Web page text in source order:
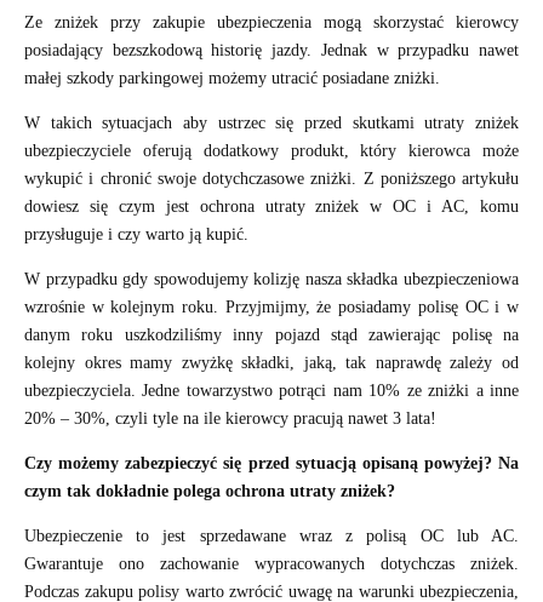
Ze zniżek przy zakupie ubezpieczenia mogą skorzystać kierowcy
posiadający bezszkodową historię jazdy. Jednak w przypadku nawet
małej szkody parkingowej możemy utracić posiadane zniżki.
W takich sytuacjach aby ustrzec się przed skutkami utraty zniżek
ubezpieczyciele oferują dodatkowy produkt, który kierowca może
wykupić i chronić swoje dotychczasowe zniżki. Z poniższego artykułu
dowiesz się czym jest ochrona utraty zniżek w OC i AC, komu
przysługuje i czy warto ją kupić.
W przypadku gdy spowodujemy kolizję nasza składka ubezpieczeniowa
wzrośnie w kolejnym roku. Przyjmijmy, że posiadamy polisę OC i w
danym roku uszkodziliśmy inny pojazd stąd zawierając polisę na
kolejny okres mamy zwyżkę składki, jaką, tak naprawdę zależy od
ubezpieczyciela. Jedne towarzystwo potrąci nam 10% ze zniżki a inne
20% – 30%, czyli tyle na ile kierowcy pracują nawet 3 lata!
Czy możemy zabezpieczyć się przed sytuacją opisaną powyżej? Na
czym tak dokładnie polega ochrona utraty zniżek?
Ubezpieczenie to jest sprzedawane wraz z polisą OC lub AC.
Gwarantuje ono zachowanie wypracowanych dotychczas zniżek.
Podczas zakupu polisy warto zwrócić uwagę na warunki ubezpieczenia,